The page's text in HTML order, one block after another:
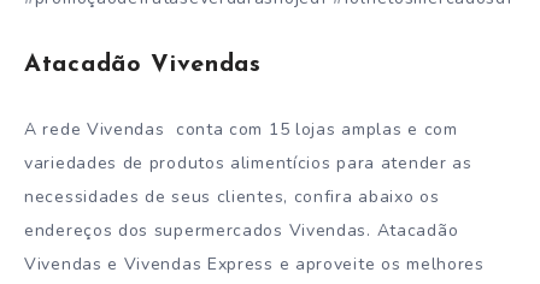
Atacadão Vivendas
A rede Vivendas conta com 15 lojas amplas e com
variedades de produtos alimentícios para atender as
necessidades de seus clientes, confira abaixo os
endereços dos supermercados Vivendas. Atacadão
Vivendas e Vivendas Express e aproveite os melhores